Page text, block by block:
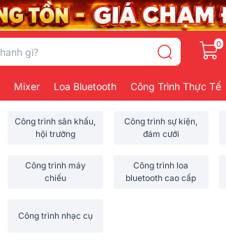
0
Mixer Loa Bluetooth Công Trình Thực Tế
Công trình sân khấu,
hội trường
Công trình sự kiện,
đám cưới
Công trình máy
chiếu
Công trình loa
bluetooth cao cấp
Công trình nhạc cụ